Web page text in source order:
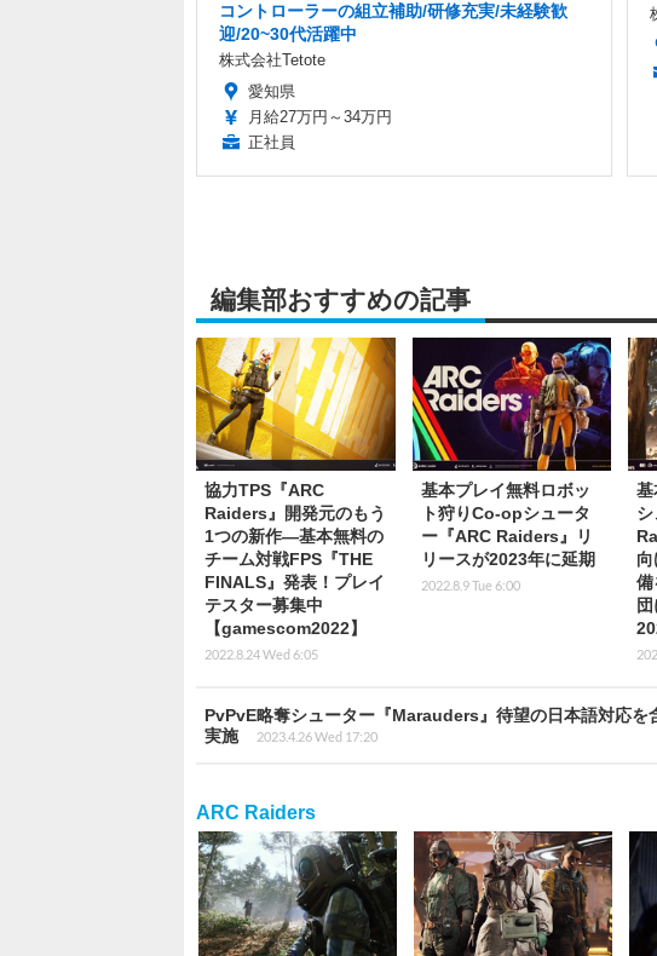
コントローラーの組立補助/研修充実/未経験歓
迎/20~30代活躍中
株式会社Tetote
愛知県
月給27万円～34万円
正社員
編集部おすすめの記事
協力TPS『ARC
Raiders』開発元のもう
1つの新作―基本無料の
チーム対戦FPS『THE
FINALS』発表！プレイ
テスター募集中
【gamescom2022】
2022.8.24 Wed 6:05
基本プレイ無料ロボッ
ト狩りCo-opシュータ
ー『ARC Raiders』リ
リースが2023年に延期
2022.8.9 Tue 6:00
基
備
PvPvE略奪シューター『Marauders』待望の日本語対応
実施
2023.4.26 Wed 17:20
ARC Raiders